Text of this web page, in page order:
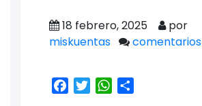
18 febrero, 2025
por
miskuentas
comentarios
Facebook
TwitterWhatsApp